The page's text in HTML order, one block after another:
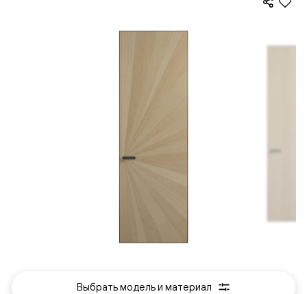
Выбрать модель и материал